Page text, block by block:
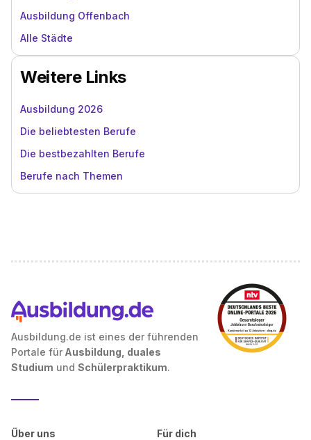
Ausbildung Offenbach
Alle Städte
Weitere Links
Ausbildung 2026
Die beliebtesten Berufe
Die bestbezahlten Berufe
Berufe nach Themen
Ausbildung.de ist eines der führenden
Portale für Ausbildung, duales
Studium und Schülerpraktikum.
Über uns
Für dich